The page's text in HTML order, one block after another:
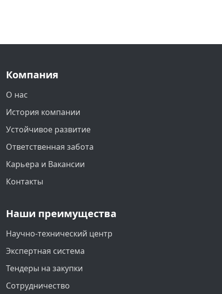
Компания
О нас
История компании
Устойчивое развитие
Ответственная забота
Карьера и Вакансии
Контакты
Наши преимущества
Научно-технический центр
Экспертная система
Тендеры на закупки
Сотрудничество